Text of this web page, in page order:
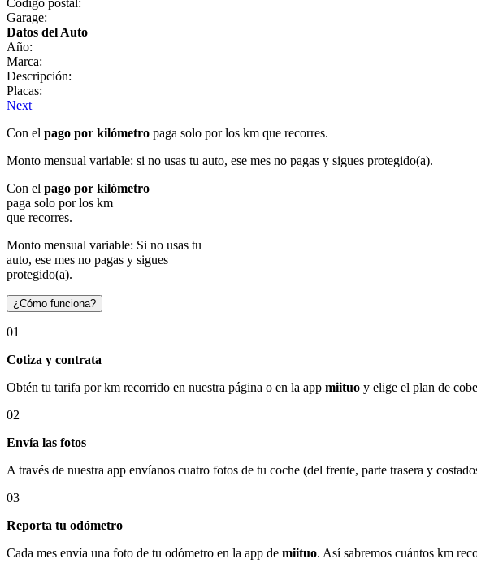
Garage:
Datos del Auto
Año:
Marca:
Descripción:
Placas:
Next
Con el pago por kilómetro paga solo por los km que recorres.
Monto mensual variable: si no usas tu auto, ese mes no pagas y sigues protegido(a).
Con el pago por kilómetro
paga solo por los km
que recorres.
Monto mensual variable: Si no usas tu
auto, ese mes no pagas y sigues
protegido(a).
¿Cómo funciona?
01
Cotiza y contrata
Obtén tu tarifa por km recorrido en nuestra página o en la app miituo y elige el plan de
02
Envía las fotos
A través de nuestra app envíanos cuatro fotos de tu coche (del frente, parte trasera y
03
Reporta tu odómetro
Cada mes envía una foto de tu odómetro en la app de miituo. Así sabremos cuántos km